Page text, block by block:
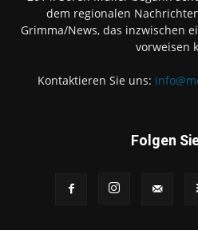
dem regionalen
Grimma/News, das inzwischen
vorweisen
Kontaktieren Sie uns:
Folgen